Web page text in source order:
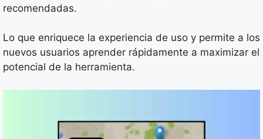
recomendadas.
Lo que enriquece la experiencia de uso y permite a los
nuevos usuarios aprender rápidamente a maximizar el
potencial de la herramienta.